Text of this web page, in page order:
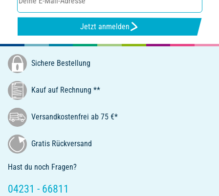
Jetzt anmelden
Sichere Bestellung
Kauf auf Rechnung **
Versandkostenfrei ab 75 €*
Gratis Rückversand
Hast du noch Fragen?
04231 - 66811